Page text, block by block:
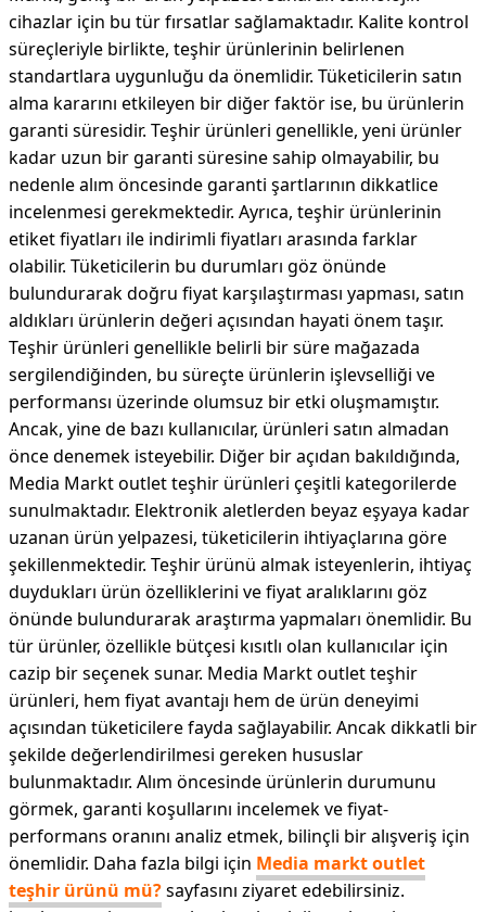
cihazlar için bu tür fırsatlar sağlamaktadır. Kalite kontrol
süreçleriyle birlikte, teşhir ürünlerinin belirlenen
standartlara uygunluğu da önemlidir. Tüketicilerin satın
alma kararını etkileyen bir diğer faktör ise, bu ürünlerin
garanti süresidir. Teşhir ürünleri genellikle, yeni ürünler
kadar uzun bir garanti süresine sahip olmayabilir, bu
nedenle alım öncesinde garanti şartlarının dikkatlice
incelenmesi gerekmektedir. Ayrıca, teşhir ürünlerinin
etiket fiyatları ile indirimli fiyatları arasında farklar
olabilir. Tüketicilerin bu durumları göz önünde
bulundurarak doğru fiyat karşılaştırması yapması, satın
aldıkları ürünlerin değeri açısından hayati önem taşır.
Teşhir ürünleri genellikle belirli bir süre mağazada
sergilendiğinden, bu süreçte ürünlerin işlevselliği ve
performansı üzerinde olumsuz bir etki oluşmamıştır.
Ancak, yine de bazı kullanıcılar, ürünleri satın almadan
önce denemek isteyebilir. Diğer bir açıdan bakıldığında,
Media Markt outlet teşhir ürünleri çeşitli kategorilerde
sunulmaktadır. Elektronik aletlerden beyaz eşyaya kadar
uzanan ürün yelpazesi, tüketicilerin ihtiyaçlarına göre
şekillenmektedir. Teşhir ürünü almak isteyenlerin, ihtiyaç
duydukları ürün özelliklerini ve fiyat aralıklarını göz
önünde bulundurarak araştırma yapmaları önemlidir. Bu
tür ürünler, özellikle bütçesi kısıtlı olan kullanıcılar için
cazip bir seçenek sunar. Media Markt outlet teşhir
ürünleri, hem fiyat avantajı hem de ürün deneyimi
açısından tüketicilere fayda sağlayabilir. Ancak dikkatli bir
şekilde değerlendirilmesi gereken hususlar
bulunmaktadır. Alım öncesinde ürünlerin durumunu
görmek, garanti koşullarını incelemek ve fiyat-
performans oranını analiz etmek, bilinçli bir alışveriş için
önemlidir. Daha fazla bilgi için Media markt outlet
teşhir ürünü mü?sayfasını ziyaret edebilirsiniz.